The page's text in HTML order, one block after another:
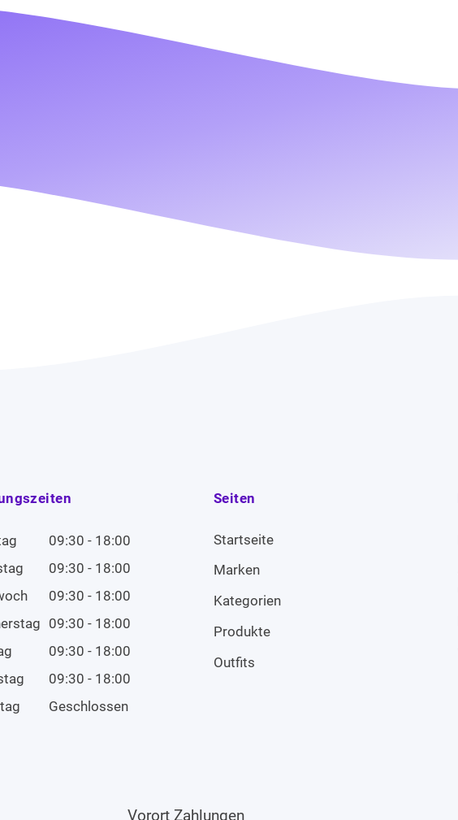
09:30 - 18:00
09:30 - 18:00
09:30 - 18:00
09:30 - 18:00
09:30 - 18:00
09:30 - 18:00
Geschlossen
Seiten
Startseite
Marken
Kategorien
Produkte
Outfits
Vorort Zahlungen